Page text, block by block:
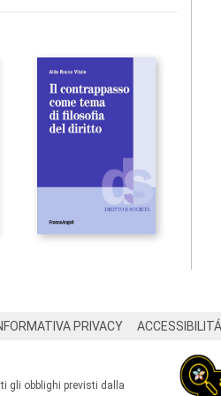
PRIVACY ACCESSIBILITÁ
gli obblighi previsti dalla